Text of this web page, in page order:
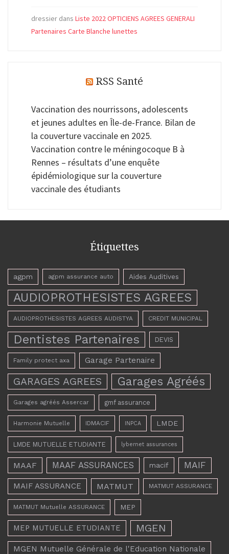
dressier dans Liste 2022 OPTICIENS AGREES GENERALI
Partenaires Carte Blanche lunettes
RSS Santé
Vaccination des nourrissons, adolescents
et jeunes adultes en Île-de-France. Bilan de
la couverture vaccinale en 2025.
Vaccination contre le méningocoque B à
Rennes – résultats d’une enquête
épidémiologique sur la couverture
vaccinale des étudiants
Étiquettes
agpm agpm assurance auto Aides Auditives
AUDIOPROTHESISTES AGREES
AUDIOPROTHESISTES AGREES AUDISTYA CREDIT MUNICIPAL
Dentistes Partenaires DEVIS
Family protect axa Garage Partenaire
GARAGES AGREES Garages Agréés
Garages agréés Assercar gmf assurance
Harmonie Mutuelle IDMACIF INPCA LMDE
LMDE MUTUELLE ETUDIANTE lybernet assurances
MAAF MAAF ASSURANCES macif MAIF
MAIF ASSURANCE MATMUT MATMUT ASSURANCE
MATMUT Mutuelle ASSURANCE MEP
MEP MUTUELLE ETUDIANTE MGEN
MGEN Mutuelle Générale de l'Education Nationale